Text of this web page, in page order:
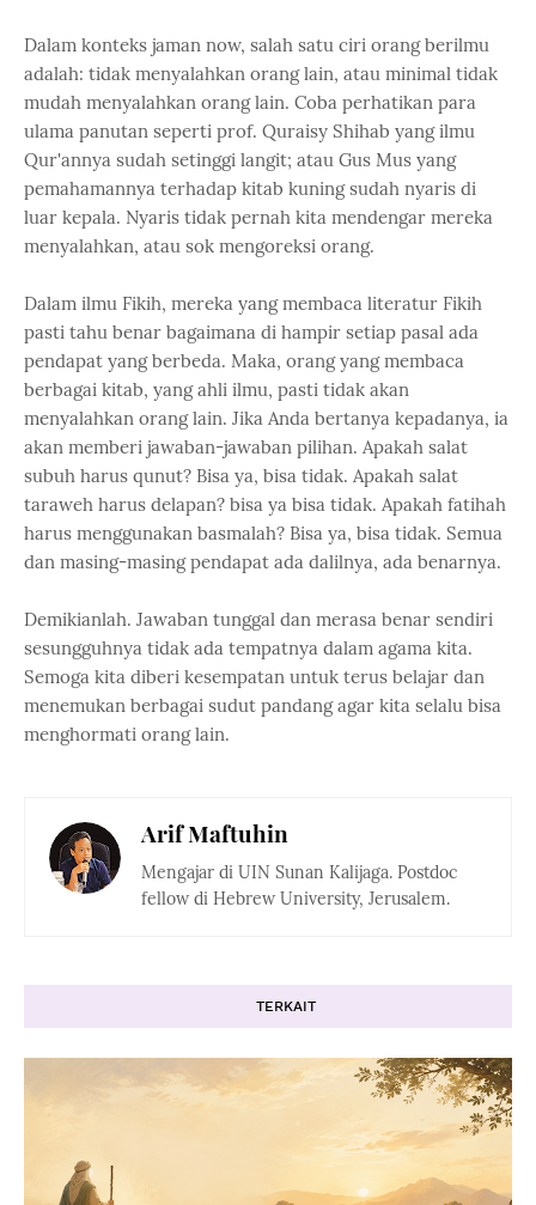
Dalam konteks jaman now, salah satu ciri orang berilmu
adalah: tidak menyalahkan orang lain, atau minimal tidak
mudah menyalahkan orang lain. Coba perhatikan para
ulama panutan seperti prof. Quraisy Shihab yang ilmu
Qur'annya sudah setinggi langit; atau Gus Mus yang
pemahamannya terhadap kitab kuning sudah nyaris di
luar kepala. Nyaris tidak pernah kita mendengar mereka
menyalahkan, atau sok mengoreksi orang.
Dalam ilmu Fikih, mereka yang membaca literatur Fikih
pasti tahu benar bagaimana di hampir setiap pasal ada
pendapat yang berbeda. Maka, orang yang membaca
berbagai kitab, yang ahli ilmu, pasti tidak akan
menyalahkan orang lain. Jika Anda bertanya kepadanya, ia
akan memberi jawaban-jawaban pilihan. Apakah salat
subuh harus qunut? Bisa ya, bisa tidak. Apakah salat
taraweh harus delapan? bisa ya bisa tidak. Apakah fatihah
harus menggunakan basmalah? Bisa ya, bisa tidak. Semua
dan masing-masing pendapat ada dalilnya, ada benarnya.
Demikianlah. Jawaban tunggal dan merasa benar sendiri
sesungguhnya tidak ada tempatnya dalam agama kita.
Semoga kita diberi kesempatan untuk terus belajar dan
menemukan berbagai sudut pandang agar kita selalu bisa
menghormati orang lain.
Arif Maftuhin
Mengajar di UIN Sunan Kalijaga. Postdoc
fellow di Hebrew University, Jerusalem.
TERKAIT